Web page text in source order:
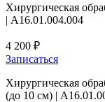
Хирургическая
| A16.01.004.004
4 200 ₽
Записаться
Хирургическая
(до 10 см) |